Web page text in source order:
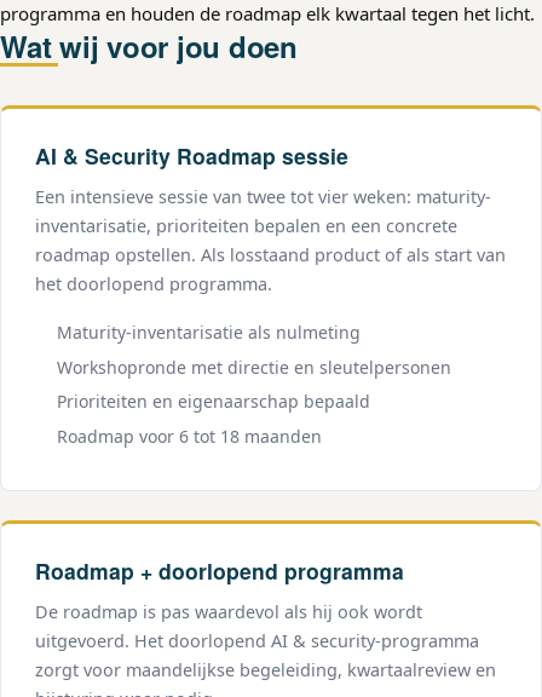
programma en houden de roadmap elk kwartaal tegen het licht.
Wat wij voor jou doen
AI & Security Roadmap sessie
Een intensieve sessie van twee tot vier weken: maturity-
inventarisatie, prioriteiten bepalen en een concrete
roadmap opstellen. Als losstaand product of als start van
het doorlopend programma.
Maturity-inventarisatie als nulmeting
Workshopronde met directie en sleutelpersonen
Prioriteiten en eigenaarschap bepaald
Roadmap voor 6 tot 18 maanden
Roadmap + doorlopend programma
De roadmap is pas waardevol als hij ook wordt
uitgevoerd. Het doorlopend AI & security-programma
zorgt voor maandelijkse begeleiding, kwartaalreview en